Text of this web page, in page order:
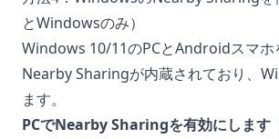
とWindowsのみ）
Windows 10/11のPCとAndroidスマホ
Nearby Sharingが内蔵されており、
ます。
PCでNearby Sharingを有効にします